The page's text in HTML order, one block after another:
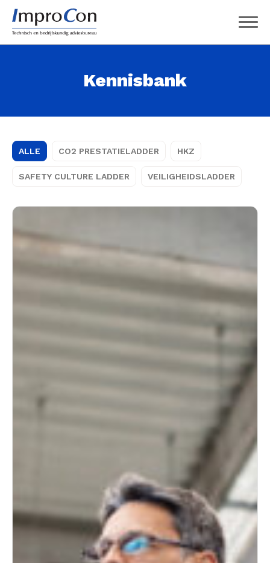
Kennisbank
ALLE CO2 PRESTATIELADDER HKZ
SAFETY CULTURE LADDER VEILIGHEIDSLADDER